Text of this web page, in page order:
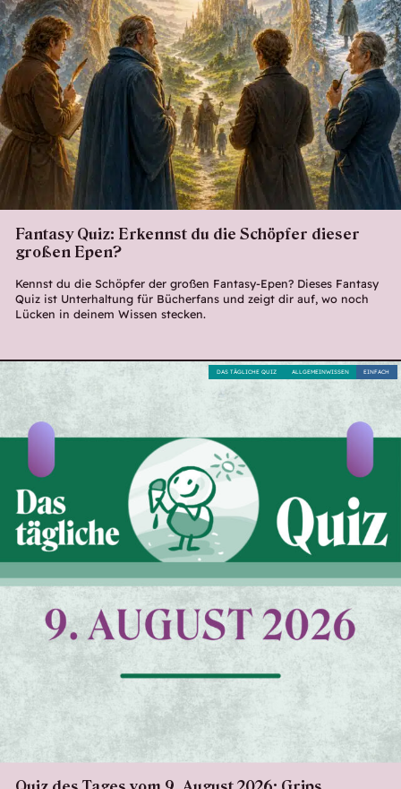
Fantasy Quiz: Erkennst du die Schöpfer dieser
großen Epen?
Kennst du die Schöpfer der großen Fantasy-Epen? Dieses Fantasy
Quiz ist Unterhaltung für Bücherfans und zeigt dir auf, wo noch
Lücken in deinem Wissen stecken.
EINFACH
ALLGEMEINWISSEN
DAS TÄGLICHE QUIZ